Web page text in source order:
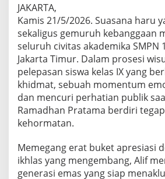
​JAKARTA,
Kamis 21/5/2026. Suasana haru
sekaligus gemuruh kebanggaan
seluruh civitas akademika SMPN
Jakarta Timur. Dalam prosesi
pelepasan siswa kelas IX yang
khidmat, sebuah momentum
dan mencuri perhatian publik
Ramadhan Pratama berdiri
kehormatan.
​Memegang erat buket apresiasi
ikhlas yang mengembang, Alif
generasi emas yang siap